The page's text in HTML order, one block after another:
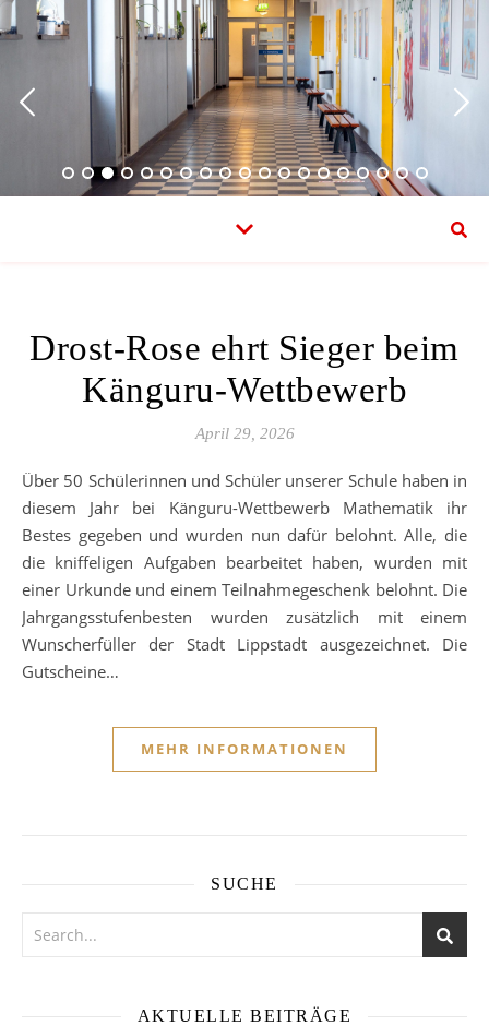
Drost-Rose ehrt Sieger beim
Känguru-Wettbewerb
April 29, 2026
Über 50 Schülerinnen und Schüler unserer Schule haben in
diesem Jahr bei Känguru-Wettbewerb Mathematik ihr
Bestes gegeben und wurden nun dafür belohnt. Alle, die
die kniffeligen Aufgaben bearbeitet haben, wurden mit
einer Urkunde und einem Teilnahmegeschenk belohnt. Die
Jahrgangsstufenbesten wurden zusätzlich mit einem
Wunscherfüller der Stadt Lippstadt ausgezeichnet. Die
Gutscheine…
MEHR INFORMATIONEN
SUCHE
AKTUELLE BEITRÄGE